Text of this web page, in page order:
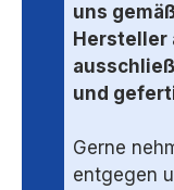
uns
Hersteller
und
Gerne
entgegen